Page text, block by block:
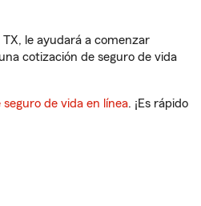
TX, le ayudará a comenzar
cotización de seguro de vida
de vida en línea. ¡Es rápido